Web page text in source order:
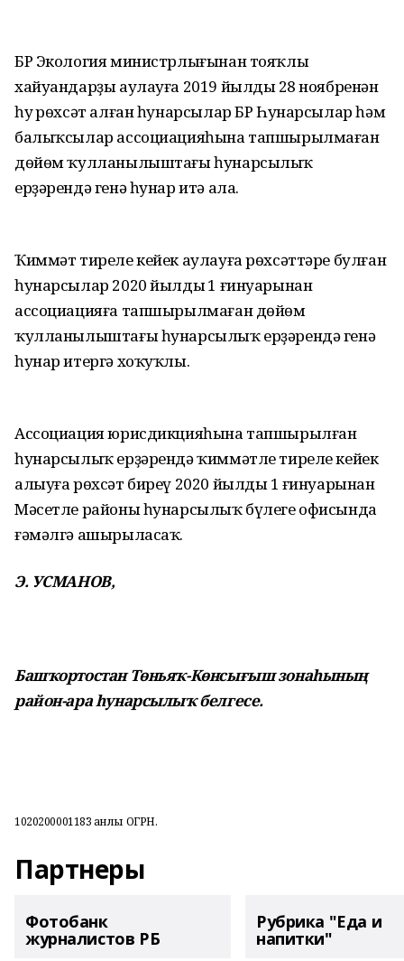
БР Экология министрлығынан тояҡлы
хайуандарҙы аулауға 2019 йылдың 28 ноябренән
һуң рөхсәт алған һунарсылар БР Һунарсылар һәм
балыҡсылар ассоциацияһына тапшырылмаған
дөйөм ҡулланылыштағы һунарсылыҡ
ерҙәрендә генә һунар итә ала.
Ҡиммәт тиреле кейек аулауға рөхсәттәре булған
һунарсылар 2020 йылдың 1 ғинуарынан
ассоциацияға тапшырылмаған дөйөм
ҡулланылыштағы һунарсылыҡ ерҙәрендә генә
һунар итергә хоҡуҡлы.
Ассоциация юрисдикцияһына тапшырылған
һунарсылыҡ ерҙәрендә ҡиммәтле тиреле кейек
алыуға рөхсәт биреү 2020 йылдың 1 ғинуарынан
Мәсетле районы һунарсылыҡ бүлеге офисында
ғәмәлгә ашырыласаҡ.
Э. УСМАНОВ,
Башҡортостан Төньяҡ-Көнсығыш зонаһының
район-ара һунарсылыҡ белгесе.
1020200001183 һанлы ОГРН.
Партнеры
Фотобанк
журналистов РБ
Рубрика "Еда и
напитки"